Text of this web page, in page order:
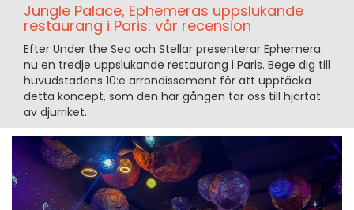
Jungle Palace, Ephemeras uppslukande
restaurang i Paris: vår recension
Efter Under the Sea och Stellar presenterar Ephemera
nu en tredje uppslukande restaurang i Paris. Bege dig till
huvudstadens 10:e arrondissement för att upptäcka
detta koncept, som den här gången tar oss till hjärtat
av djurriket.